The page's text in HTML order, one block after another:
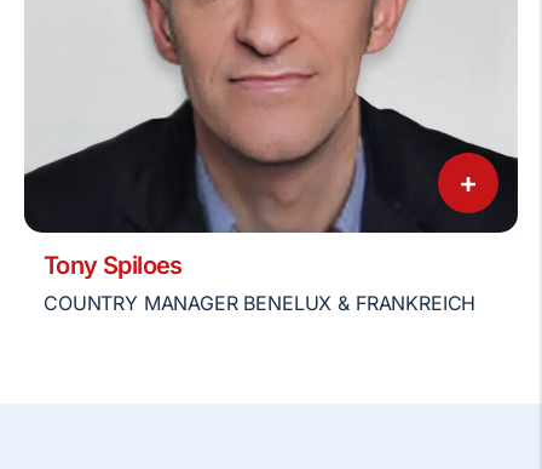
+
Tony Spiloes
COUNTRY MANAGER BENELUX & FRANKREICH